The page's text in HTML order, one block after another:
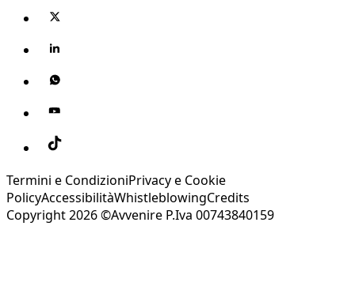
Termini e CondizioniPrivacy e Cookie
PolicyAccessibilitàWhistleblowingCredits
Copyright 2026 ©Avvenire P.Iva 00743840159